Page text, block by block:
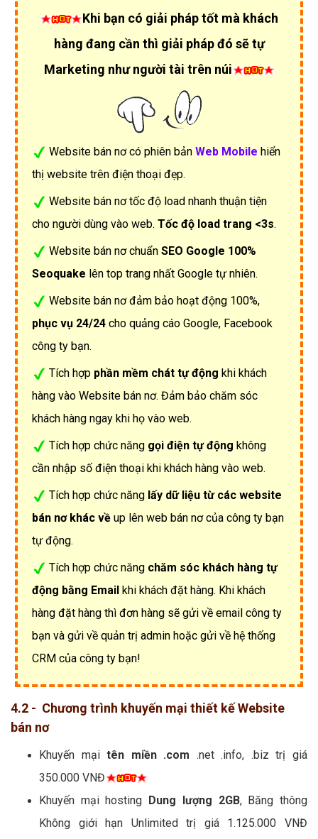
Khi bạn có giải pháp tốt mà khách
hàng đang cần thì giải pháp đó sẽ tự
Marketing như người tài trên núi
Website bán nơ có phiên bản Web Mobile hiển
thị website trên điện thoại đẹp.
Website bán nơ tốc độ load nhanh thuận tiện
cho người dùng vào web. Tốc độ load trang <3s.
Website bán nơ chuẩn SEO Google 100%
Seoquake lên top trang nhất Google tự nhiên.
Website bán nơ đảm bảo hoạt động 100%,
phục vụ 24/24 cho quảng cáo Google, Facebook
công ty bạn.
Tích hợp phần mềm chát tự động khi khách
hàng vào Website bán nơ. Đảm bảo chăm sóc
khách hàng ngay khi họ vào web.
Tích hợp chức năng gọi điện tự động không
cần nhập số điện thoại khi khách hàng vào web.
Tích hợp chức năng lấy dữ liệu từ các website
bán nơ khác về up lên web bán nơ của công ty bạn
tự động.
Tích hợp chức năng chăm sóc khách hàng tự
động bằng Email khi khách đặt hàng. Khi khách
hàng đặt hàng thì đơn hàng sẽ gửi về email công ty
bạn và gửi về quản trị admin hoặc gửi về hệ thống
CRM của công ty bạn!
4.2 - Chương trình khuyến mại thiết kế Website
bán nơ
Khuyến mạitên miền .com .net .info, .biz trị giá
350.000 VNĐ
Khuyến mại hosting Dung lượng 2GB, Băng thông
Không giới hạn Unlimited trị giá 1.125.000 VNĐ